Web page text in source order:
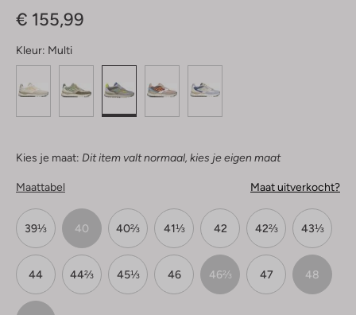
€ 155,99
Kleur: Multi
Kies je maat: Dit item valt normaal, kies je eigen maat
Maattabel Maat uitverkocht?
39⅓ 40 40⅔ 41⅓ 42 42⅔ 43⅓
44 44⅔ 45⅓ 46 46⅔ 47 48